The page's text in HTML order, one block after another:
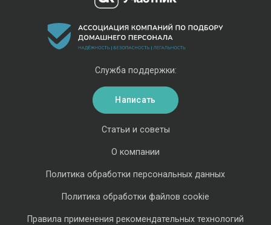
Статьи и советы
О компании
Политика обработки персональных данных
Политика обработки файлов cookie
Правила применения рекомендательных технологий
Служба поддержки:
Написать